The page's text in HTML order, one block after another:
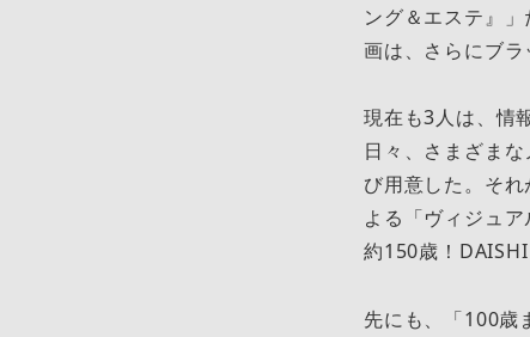
ング＆エステ』
画は、さらにブラ
現在も3人は、情
日々、さまざま
び用意した。そ
よる「ヴィジュ
約150歳！DAISHI
先にも、「100歳